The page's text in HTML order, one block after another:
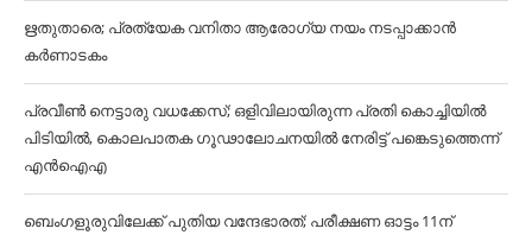
ഋതുതാരെ; പ്രത്യേക വനിതാ ആരോഗ്യ നയം നടപ്പാക്കാൻ
കര്‍ണാടകം
പ്രവീൺ നെട്ടാരു വധക്കേസ്; ഒളിവിലായിരുന്ന പ്രതി കൊച്ചിയിൽ
പിടിയിൽ, കൊലപാതക ഗൂഢാലോചനയിൽ നേരിട്ട് പങ്കെടുത്തെന്ന്
എൻഐഎ
ബെംഗളൂരുവിലേക്ക് പുതിയ വന്ദേഭാരത്; പരീക്ഷണ ഓട്ടം 11ന്